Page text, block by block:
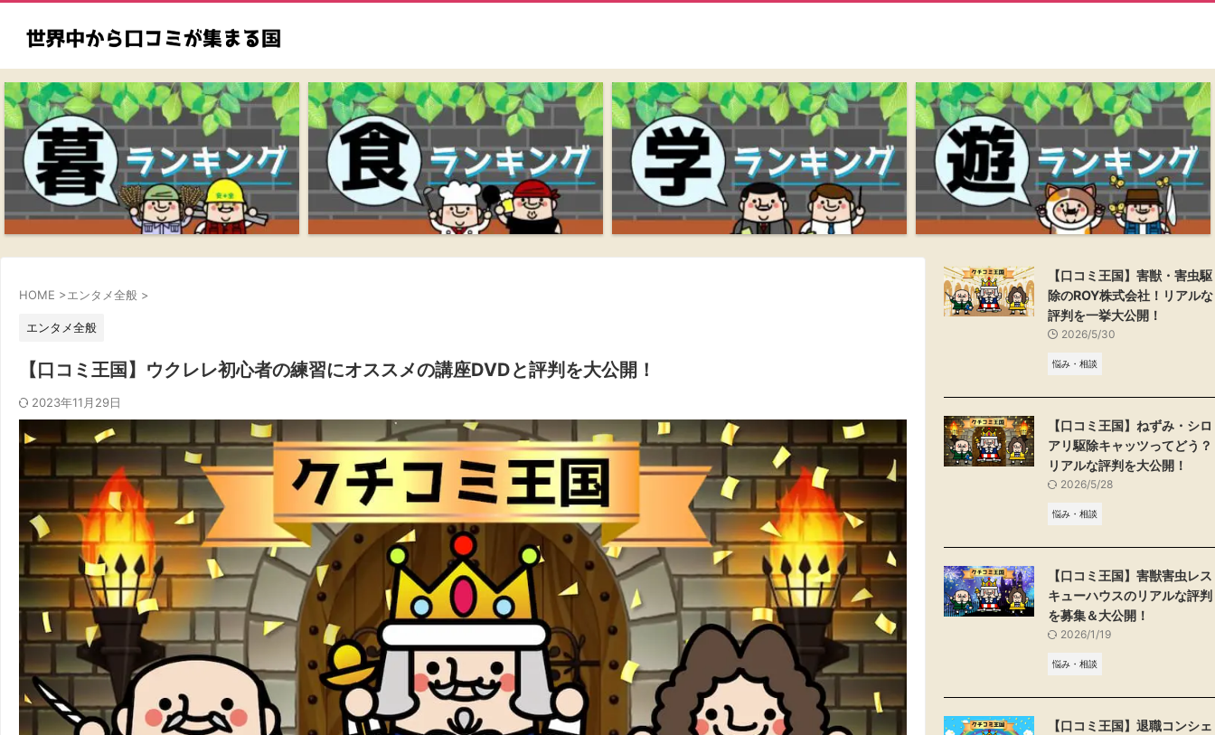
HOME >エンタメ全般 >
エンタメ全般
【口コミ王国】ウクレレ初心者の練習にオススメの講座DVDと評判を大公開！
2023年11月29日
【口コミ王国】害獣・害虫駆
除のROY株式会社！リアルな
評判を一挙大公開！
2026/5/30
悩み・相談
【口コミ王国】ねずみ・シロ
アリ駆除キャッツってどう？
リアルな評判を大公開！
2026/5/28
悩み・相談
【口コミ王国】害獣害虫レス
キューハウスのリアルな評判
を募集＆大公開！
2026/1/19
悩み・相談
【口コミ王国】退職コンシェ